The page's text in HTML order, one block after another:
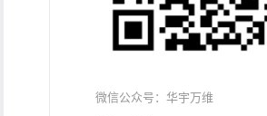
微信公众号：华宇万维